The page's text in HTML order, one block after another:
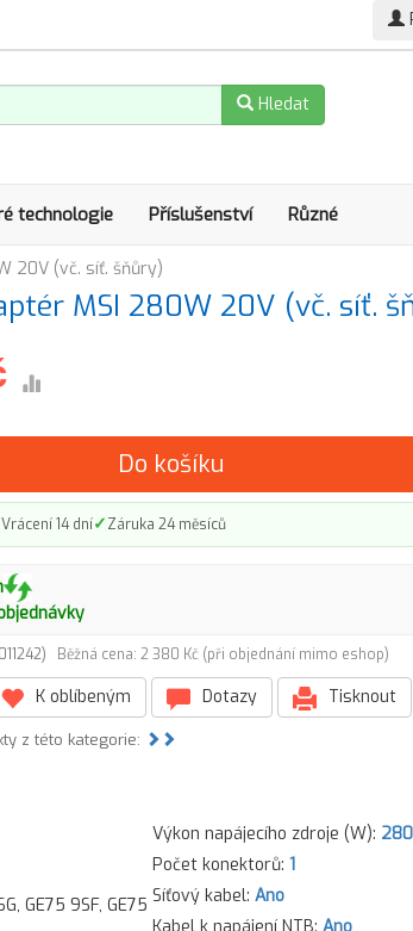
Hledat
technologie Příslušenství Různé
20V (vč. síť. šňůry)
MSI 280W 20V (vč. síť.
Do košíku
Vrácení 14 dní✓Záruka 24 měsíců
Běžná cena: 2 380 Kč (při objednání mimo eshop)
K oblíbeným Dotazy Tisknout
z této kategorie:
GE75 9SF, GE75
Výkon napájecího zdroje (W):
Počet konektorů: 1
Síťový kabel: Ano